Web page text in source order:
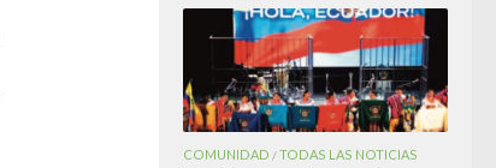
COMUNIDAD /TODAS LAS NOTICIAS